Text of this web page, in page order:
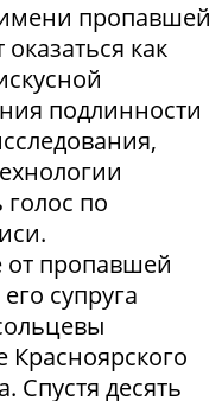
пропавшей
как
подлинности
по
пропавшей
супруга
Красноярского
Спустя десять